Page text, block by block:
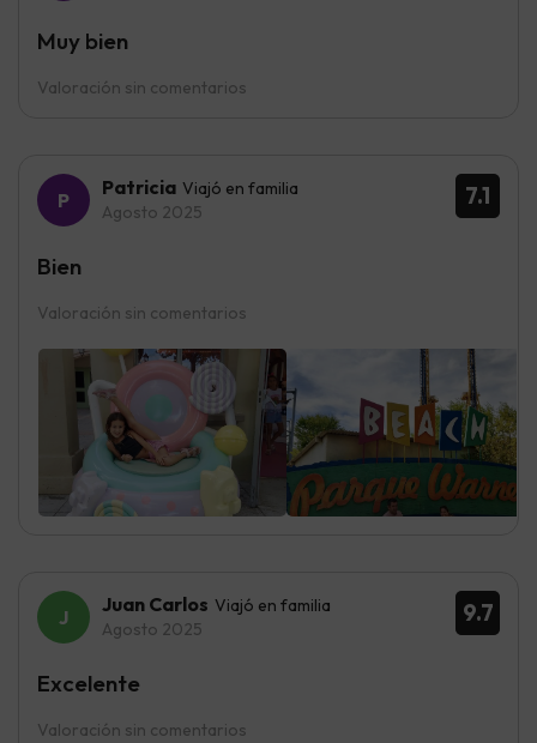
Valoración sin comentarios
Muy bien
7.1
Patricia Viajó en familia
Agosto 2025
Valoración sin comentarios
Bien
9.7
Juan Carlos Viajó en familia
Agosto 2025
Valoración sin comentarios
Excelente